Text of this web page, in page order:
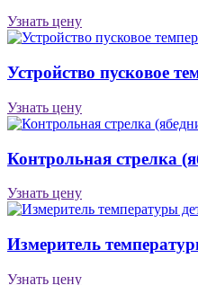
Узнать цену
Устройство пусковое
Узнать цену
Контрольная стрелка
Узнать цену
Измеритель
Узнать цену